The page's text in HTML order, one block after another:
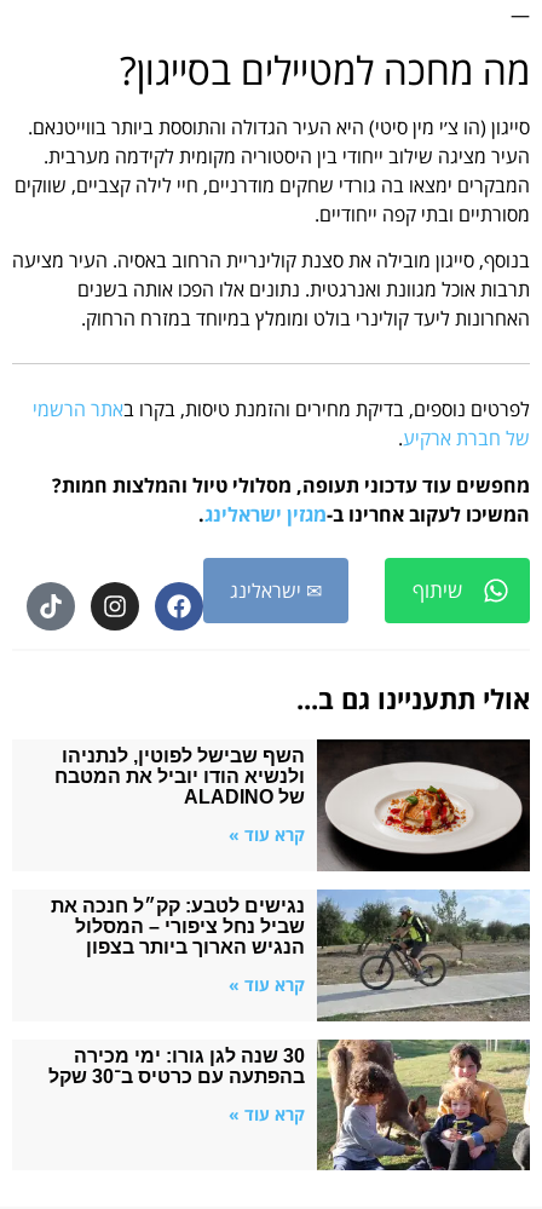
—
מה מחכה למטיילים בסייגון?
סייגון (הו צ׳י מין סיטי) היא העיר הגדולה והתוססת ביותר בווייטנאם.
העיר מציגה שילוב ייחודי בין היסטוריה מקומית לקידמה מערבית.
המבקרים ימצאו בה גורדי שחקים מודרניים, חיי לילה קצביים, שווקים
מסורתיים ובתי קפה ייחודיים.
בנוסף, סייגון מובילה את סצנת קולינריית הרחוב באסיה. העיר מציעה
תרבות אוכל מגוונת ואנרגטית. נתונים אלו הפכו אותה בשנים
האחרונות ליעד קולינרי בולט ומומלץ במיוחד במזרח הרחוק.
לפרטים נוספים, בדיקת מחירים והזמנת טיסות, בקרו באתר הרשמי
של חברת ארקיע.
מחפשים עוד עדכוני תעופה, מסלולי טיול והמלצות חמות?
המשיכו לעקוב אחרינו ב-מגזין ישראלינג.
שיתוף ✉ ישראלינג
אולי תתעניינו גם ב...
השף שבישל לפוטין, לנתניהו
ולנשיא הודו יוביל את המטבח
של ALADINO
קרא עוד »
נגישים לטבע: קק״ל חנכה את
שביל נחל ציפורי – המסלול
הנגיש הארוך ביותר בצפון
קרא עוד »
30 שנה לגן גורו: ימי מכירה
בהפתעה עם כרטיס ב־30 שקל
קרא עוד »